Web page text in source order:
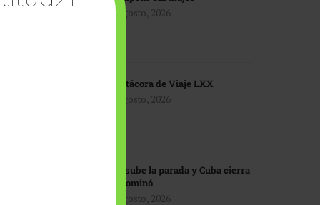
4 agosto, 2026
Bitácora de Viaje LXX
3 agosto, 2026
EU sube la parada y Cuba cierra
el dominó
3 agosto, 2026